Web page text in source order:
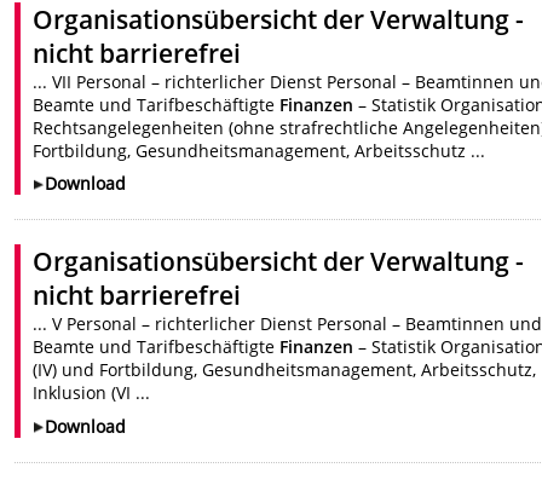
Organisationsübersicht der Verwaltung -
nicht barrierefrei
... VII Personal – richterlicher Dienst Personal – Beamtinnen
Beamte und Tarifbeschäftigte Finanzen – Statistik
Rechtsangelegenheiten (ohne strafrechtliche
Fortbildung, Gesundheitsmanagement, Arbeitsschutz ...
Download
Organisationsübersicht der Verwaltung -
nicht barrierefrei
... V Personal – richterlicher Dienst Personal – Beamtinnen und
Beamte und Tarifbeschäftigte Finanzen – Statistik
(IV) und Fortbildung, Gesundheitsmanagement, Arbeitsschutz,
Inklusion (VI ...
Download